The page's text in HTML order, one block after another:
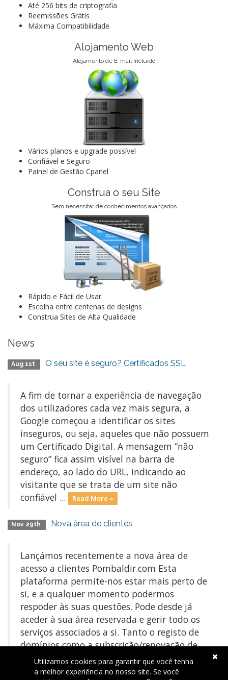
Até 256 bits de criptografia
Reemissões Grátis
Máxima Compatibilidade
Alojamento Web
Alojamento de E-mail Incluído
Vários planos e upgrade possível
Confiável e Seguro
Painel de Gestão Cpanel
Construa o seu Site
Sem necessitar de conhecimentos avançados
Rápido e Fácil de Usar
Escolha entre centenas de designs
Construa Sites de Alta Qualidade
News
Aug 1st O seu site é seguro? Certificados SSL
A fim de tornar a experiência de navegação
dos utilizadores cada vez mais segura, a
Google começou a identificar os sites
inseguros, ou seja, aqueles que não possuem
um Certificado Digital. A mensagem “não
seguro” fica assim visível na barra de
endereço, ao lado do URL, indicando ao
visitante que se trata de um site não
confiável ...
Read More »
Nov 29th Nova àrea de clientes
Lançámos recentemente a nova área de
acesso a clientes Pombaldir.com Esta
plataforma permite-nos estar mais perto de
si, e a qualquer momento podermos
respoder às suas questões. Pode desde já
aceder à sua área reservada e gerir todo os
serviços associados a si. Tanto o registo de
domínios como a subscrição/renovação de
hosting está ... Read More »
Utilizamos cookies para garantir que você tenha
a melhor experiência no nosso site. Se você